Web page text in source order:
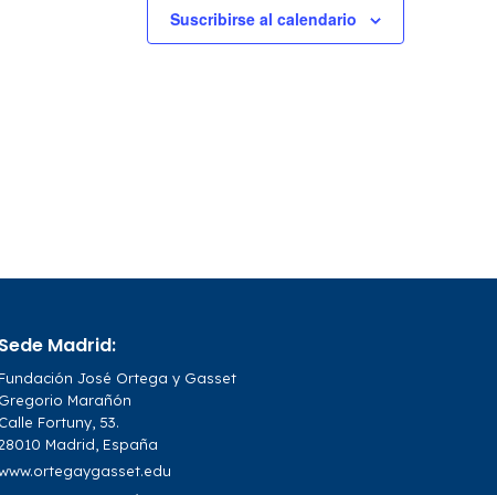
Suscribirse al calendario
Sede Madrid:
Fundación José Ortega y Gasset
Gregorio Marañón
Calle Fortuny, 53.
Madrid, España